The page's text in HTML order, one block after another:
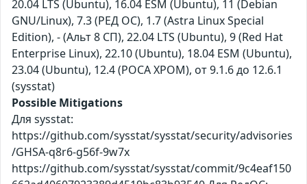
20.04 LTS (Ubuntu), 16.04 ESM (Ubuntu), 11 (Debian
GNU/Linux), 7.3 (РЕД ОС), 1.7 (Astra Linux Special
Edition), - (Альт 8 СП), 22.04 LTS (Ubuntu), 9 (Red Hat
Enterprise Linux), 22.10 (Ubuntu), 18.04 ESM (Ubuntu),
23.04 (Ubuntu), 12.4 (РОСА ХРОМ), от 9.1.6 до 12.6.1
(sysstat)
Possible Mitigations
Для sysstat:
https://github.com/sysstat/sysstat/security/advisories
/GHSA-q8r6-g56f-9w7x
https://github.com/sysstat/sysstat/commit/9c4eaf150